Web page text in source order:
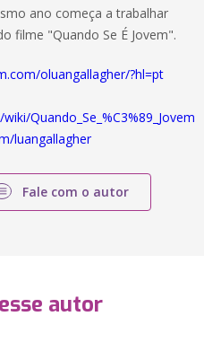
ano começa a trabalhar
filme "Quando Se É Jovem".
oluangallagher/?hl=pt
Quando_Se_%C3%89_Jovem
luangallagher
Fale com o autor
autor